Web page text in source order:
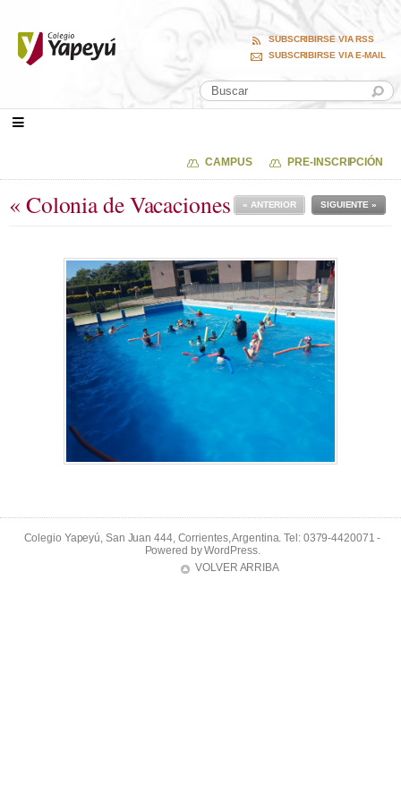
SUBSCRIBIRSE VIA RSS
SUBSCRIBIRSE VIA E-MAIL
CAMPUS PRE-INSCRIPCIÓN
« Colonia de Vacaciones SIGUIENTE »
« ANTERIOR
Colegio Yapeyú, San Juan 444, Corrientes, Argentina. Tel: 0379-4420071 -
Powered byWordPress.
VOLVER ARRIBA